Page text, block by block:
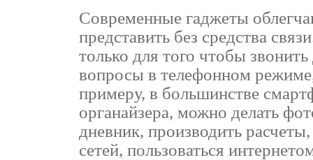
Современные гаджеты
представить без средства
только для того чтобы
вопросы в телефонном
примеру, в большинстве
органайзера, можно делать
дневник, производить
сетей, пользоваться